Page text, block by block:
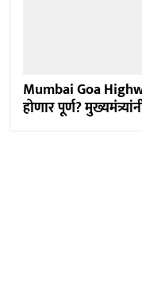
Mumbai Goa
होणार पूर्ण?